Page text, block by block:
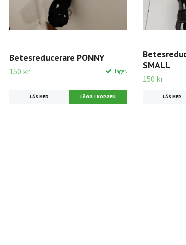
Betesreducerare PONNY
150 kr I lager.
LÄS MER
SMALL
150 kr
LÄS MER